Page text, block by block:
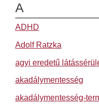
A
ADHD
Adolf Ratzka
agyi eredetű
akadálymentesség
akadálymentesség-